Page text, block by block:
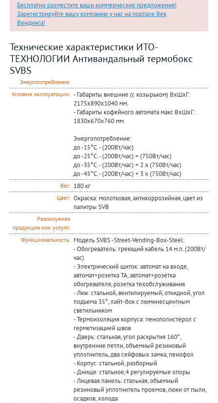
Бесплатно разместите ваши коммерческие предложения!
Зарегистрируйте вашу компанию у нас на портале Век
Вендинга!
Технические характеристики ИТО-
ТЕХНОЛОГИИ Антивандальный термобокс
SVBS
Энергопотребление:
Условия эксплуатации: - Габариты внешние (с козырьком) ВхШхГ:
2175х890х1040 мм.
- Габариты кофейного автомата макс ВхШхГ:
1830х670х760 мм.
Энергопотребление:
до -15°С. - (200Вт/час)
до -25°С. - (200Вт/час) + (750Вт/час)
до -35°С. - (200Вт/час) + 2 х (750Вт/час)
до -45°С. - (200Вт/час) + 3 х (750Вт/час)
Вес: 180 кг
Цвет: Окраска: молотковая, антикоррозийная, цвет из
палитры SVB
Реализуемая
продукция или услуги:
Функциональность: Модель SVBS -Street-Vending-Box-Steel:
- Обогреватель: греющий кабель 14 м.п. (200Вт/
час)
- Электрический щиток: автомат на входе,
автомат+розетка ТА, автомат+розетка
обогревателя, розетка техобслуживания
- Люк: стальной, вентилируемый, откидной, угол
подъема 35°, лайт-бок с люминесцентным
светильником
- Термоизоляция корпуса: пенополистерол с
герметизацией швов
- Дверь: стальная, угол раскрытия 160°,
внутренние петли, объемный резиновый
уплотнитель, два сейфовых замка, пенофол
- Корпус: стальной, разборный
- Днище: стальное,4 регулируемые опоры
- Лицевая панель: стальная, объемный
резиновый уплотнитель проемов, люки от пыли,
осадков, холода